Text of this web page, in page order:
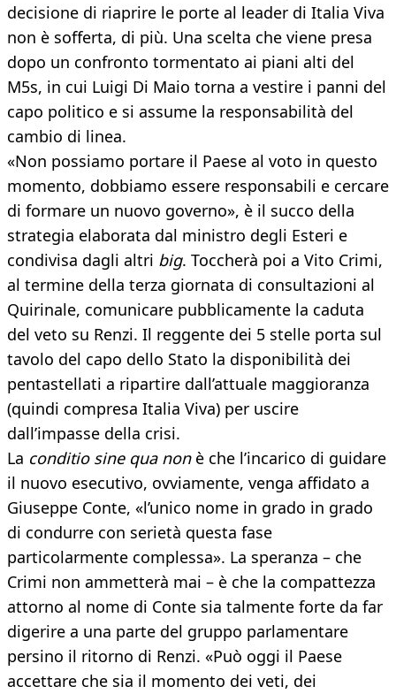
decisione di riaprire le porte al leader di Italia Viva
non è sofferta, di più. Una scelta che viene presa
dopo un confronto tormentato ai piani alti del
M5s, in cui Luigi Di Maio torna a vestire i panni del
capo politico e si assume la responsabilità del
cambio di linea.
«Non possiamo portare il Paese al voto in questo
momento, dobbiamo essere responsabili e cercare
di formare un nuovo governo», è il succo della
strategia elaborata dal ministro degli Esteri e
condivisa dagli altri big. Toccherà poi a Vito Crimi,
al termine della terza giornata di consultazioni al
Quirinale, comunicare pubblicamente la caduta
del veto su Renzi. Il reggente dei 5 stelle porta sul
tavolo del capo dello Stato la disponibilità dei
pentastellati a ripartire dall’attuale maggioranza
(quindi compresa Italia Viva) per uscire
dall’impasse della crisi.
La conditio sine qua nonè che l’incarico di guidare
il nuovo esecutivo, ovviamente, venga affidato a
Giuseppe Conte, «l’unico nome in grado in grado
di condurre con serietà questa fase
particolarmente complessa». La speranza – che
Crimi non ammetterà mai – è che la compattezza
attorno al nome di Conte sia talmente forte da far
digerire a una parte del gruppo parlamentare
persino il ritorno di Renzi. «Può oggi il Paese
accettare che sia il momento dei veti, dei